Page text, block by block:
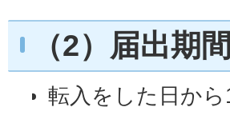
（2）届出期間
転入をした日から